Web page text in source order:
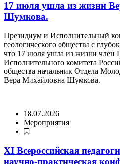
17 июля ушла из жизни
Шумкова.
Президиум и Исполнительный
геологического общества с
что 17 июля ушла из жизни член
Исполнительного комитета
общества начальник Отдела
Вера Михайловна Шумкова.
18.07.2026
Мероприятия
XI Всероссийская
научно‑практическая